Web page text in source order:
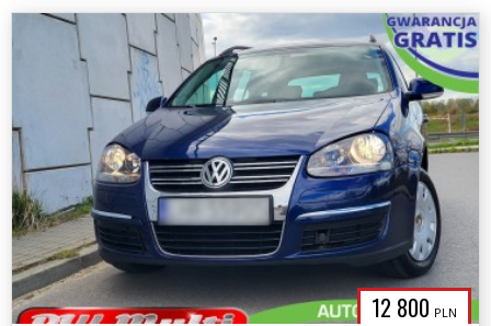
12 800 PLN